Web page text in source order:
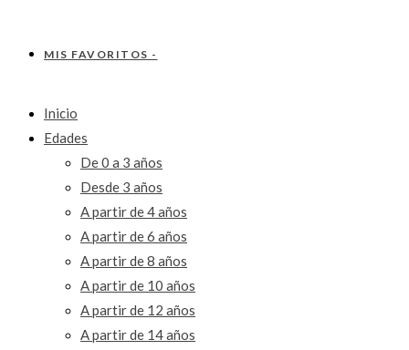
MIS FAVORITOS -
Inicio
Edades
De 0 a 3 años
Desde 3 años
A partir de 4 años
A partir de 6 años
A partir de 8 años
A partir de 10 años
A partir de 12 años
A partir de 14 años